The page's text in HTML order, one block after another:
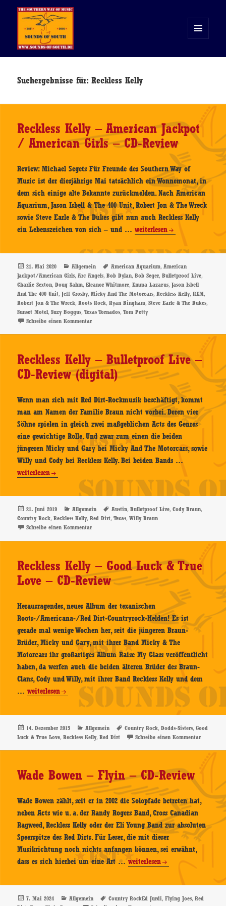
WIDGETS
Suchergebnisse für: Reckless Kelly
Reckless Kelly – American Jackpot
/ American Girls – CD-Review
Review: Michael Segets Für Freunde des Southern Way of
Music ist der diesjährige Mai tatsächlich ein Wonnemonat, in
dem sich einige alte Bekannte zurückmelden. Nach American
Aquarium, Jason Isbell & The 400 Unit, Robert Jon & The Wreck
sowie Steve Earle & The Dukes gibt nun auch Reckless Kelly
ein Lebenszeichen von sich – und …Reckless
–
American
Jackpot
/
American
Girls
weiterlesen
Veröffentlicht
am
21. Mai 2020 Kategorien
Allgemein Schlagwörter
American Aquarium,American
Jackpot/American Girls,Arc Angels,Bob Dylan,Bob Seger,Bulletproof Live,
Charlie Sexton,Doug Sahm,Eleanor Whitmore,Emma Lazarus,Jason Isbell
And The 400 Unit,Jeff Crosby,Micky And The Motorcars,Reckless Kelly,REM,
Robert Jon & The Wreck,Roots Rock,Ryan Bingham,Steve Earle & The Dukes,
Sunset Motel,Suzy Boggus,Texas Tornados,Tom Petty
Schreibe einen Kommentarzu Reckless Kelly – American Jackpot / American
Reckless Kelly – Bulletproof Live –
CD-Review (digital)
Wenn man sich mit Red Dirt-Rockmusik beschäftigt, kommt
man am Namen der Familie Braun nicht vorbei. Deren vier
Söhne spielen in gleich zwei maßgeblichen Acts des Genres
eine gewichtige Rolle. Und zwar zum einen die beiden
jüngeren Micky und Gary bei Micky And The Motorcars, sowie
Willy und Cody bei Reckless Kelly. Bei beiden Bands …
–
Bulletproof
Live
(digital)
weiterlesen
Veröffentlicht
am
21. Juni 2019 Kategorien
Allgemein Schlagwörter
Austin,Bulletproof Live,Cody Braun,
Country Rock,Reckless Kelly,Red Dirt,Texas,Willy Braun
Schreibe einen Kommentarzu Reckless Kelly – Bulletproof Live – CD-Review
Reckless Kelly – Good Luck & True
Love – CD-Review
Herausragendes, neues Album der texanischen
Roots-/Americana-/Red Dirt-Countryrock-Helden! Es ist
gerade mal wenige Wochen her, seit die jüngeren Braun-
Brüder, Micky und Gary, mit ihrer Band Micky & The
Motorcars ihr großartiges Album Raise My Glass veröffentlicht
haben, da werfen auch die beiden älteren Brüder des Braun-
Clans, Cody und Willy, mit ihrer Band Reckless Kelly und dem
…Reckless
–
Good
Luck
&
Love
CD-
Review
weiterlesen
Veröffentlicht
am
14. Dezember 2015 Kategorien
Allgemein Schlagwörter
Country Rock,Dodds-Sisters,Good
Luck & True Love,Reckless Kelly,Red Dirt Schreibe einen Kommentarzu
Wade Bowen – Flyin – CD-Review
Wade Bowen zählt, seit er in 2002 die Solopfade betreten hat,
neben Acts wie u. a. der Randy Rogers Band, Cross Canadian
Ragweed, Reckless Kelly oder der Eli Young Band zur absoluten
Speerspitze des Red Dirts. Für Leser, die mit dieser
Musikrichtung noch nichts anfangen können, sei erwähnt,
dass es sich hierbei um eine Art …Wade
–
Flyin
weiterlesen
Veröffentlicht
7. Mai 2024 Kategorien
Allgemein Schlagwörter
Country RockEd Jurdi,Flying Joes,Red